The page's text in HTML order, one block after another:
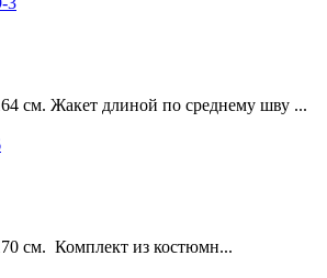
см. Жакет длиной по среднему шву ...
см. Комплект из костюмн...